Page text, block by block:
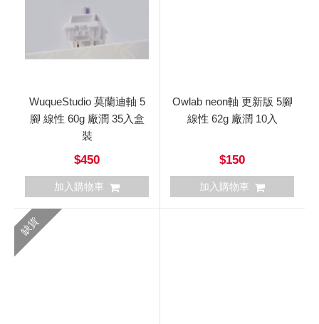
WuqueStudio 莫蘭迪軸 5
腳 線性 60g 廠潤 35入盒
裝
$450
加入購物車
Owlab neon軸 更新版 5腳
線性 62g 廠潤 10入
$150
加入購物車
缺貨